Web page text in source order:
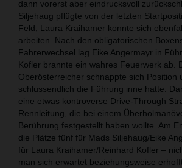
dann vorerst aber eindrucksvoll
Siljehaug pflügte von der letzten
Feld, Laura Kraihamer konnte sich
arbeiten. Nach den obligatorischen
Fahrerwechsel lag Eike Angermayr in
Kofler brannte ein wahres Feuerwerk ab.
Oberösterreicher schnappte sich Position
schlussendlich die Führung inne hatte.
eine etwas kontroverse Drive-Through
Rennleitung, die bei einem
Berührung festgestellt haben wollte. Am
die Plätze fünf für Mads Siljehaug/Eike
für Laura Kraihamer/Reinhard Kofler –
man sich erwartet beziehungsweise